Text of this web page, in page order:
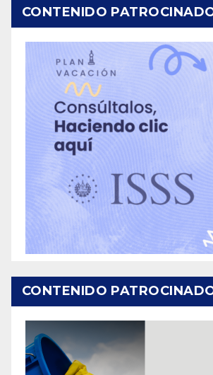
CONTENIDO
CONTENIDO